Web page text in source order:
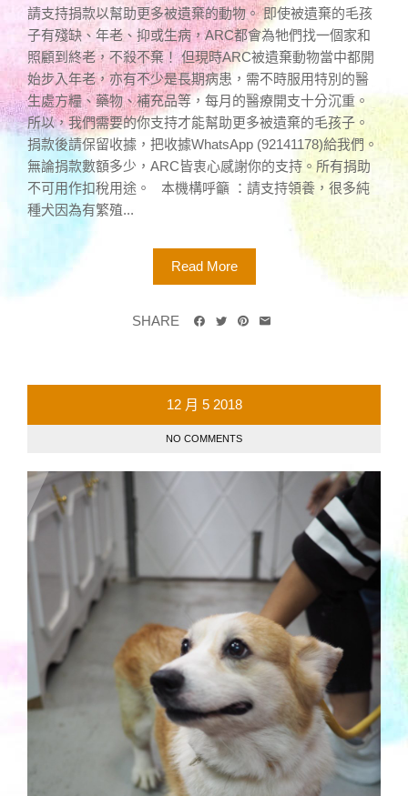
請支持捐款以幫助更多被遺棄的動物。 即使被遺棄的毛孩
子有殘缺、年老、抑或生病，ARC都會為牠們找一個家和
照顧到終老，不殺不棄！ 但現時ARC被遺棄動物當中都開
始步入年老，亦有不少是長期病患，需不時服用特別的醫
生處方糧、藥物、補充品等，每月的醫療開支十分沉重。
所以，我們需要的你支持才能幫助更多被遺棄的毛孩子。
捐款後請保留收據，把收據WhatsApp (92141178)給我們。
無論捐款數額多少，ARC皆衷心感謝你的支持。所有捐助
不可用作扣稅用途。 本機構呼籲 ：請支持領養，很多純
種犬因為有繁殖...
Read More
SHARE
12 月 5 2018
NO COMMENTS